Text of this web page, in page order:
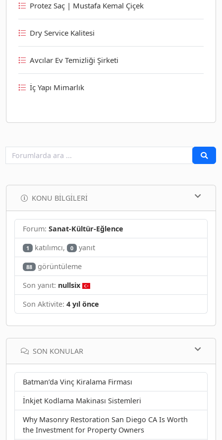
Protez Saç | Mustafa Kemal Çiçek
Dry Service Kalitesi
Avcılar Ev Temizliği Şirketi
İç Yapı Mimarlık
KONU BILGILERI
Forum: Sanat-Kültür-Eğlence
1 katılımcı, 0 yanıt
88
görüntüleme
Son yanıt: nullsix
Son Aktivite: 4 yıl önce
SON KONULAR
Batman’da Vinç Kiralama Firması
İnkjet Kodlama Makinası Sistemleri
Why Masonry Restoration San Diego CA Is Worth
the Investment for Property Owners